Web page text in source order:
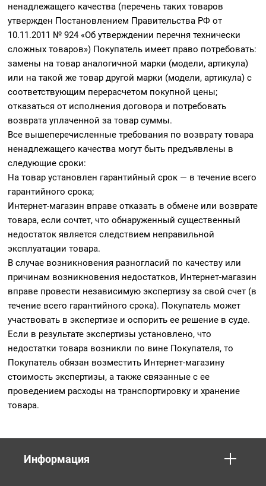
ненадлежащего качества (перечень таких товаров
утвержден Постановлением Правительства РФ от
10.11.2011 № 924 «Об утверждении перечня технически
сложных товаров») Покупатель имеет право потребовать:
замены на товар аналогичной марки (модели, артикула)
или на такой же товар другой марки (модели, артикула) с
соответствующим перерасчетом покупной цены;
отказаться от исполнения договора и потребовать
возврата уплаченной за товар суммы.
Все вышеперечисленные требования по возврату товара
ненадлежащего качества могут быть предъявлены в
следующие сроки:
На товар установлен гарантийный срок — в течение всего
гарантийного срока;
Интернет-магазин вправе отказать в обмене или возврате
товара, если сочтет, что обнаруженный существенный
недостаток является следствием неправильной
эксплуатации товара.
В случае возникновения разногласий по качеству или
причинам возникновения недостатков, Интернет-магазин
вправе провести независимую экспертизу за свой счет (в
течение всего гарантийного срока). Покупатель может
участвовать в экспертизе и оспорить ее решение в суде.
Если в результате экспертизы установлено, что
недостатки товара возникли по вине Покупателя, то
Покупатель обязан возместить Интернет-магазину
стоимость экспертизы, а также связанные с ее
проведением расходы на транспортировку и хранение
товара.
Информация